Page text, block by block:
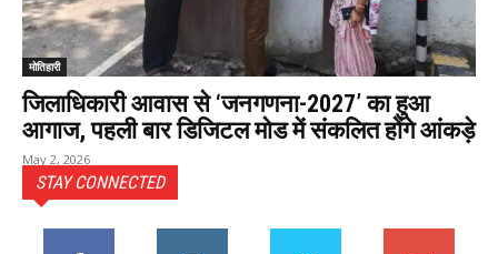
मोतिहारी
जिलाधिकारी आवास से ‘जनगणना-2027’ का हुआ
आगाज, पहली बार डिजिटल मोड में संकलित होंगे आंकड़े
May 2, 2026
STAY CONNECTED